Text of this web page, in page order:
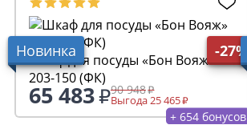
Новинка -27%
Шкаф для посуды «Бон Вояж»
203-150 (ФК)
65 483 90 948
Выгода 25 465
+ 654 бонусов